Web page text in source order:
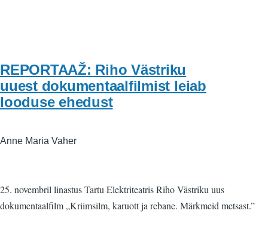
REPORTAAŽ: Riho Västriku
uuest dokumentaalfilmist leiab
looduse ehedust
Anne Maria Vaher
25. novembril linastus Tartu Elektriteatris Riho Västriku uus
dokumentaalfilm „Kriimsilm, karuott ja rebane. Märkmeid metsast.”